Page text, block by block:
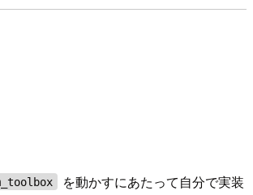
を動かすにあたって自分で実装